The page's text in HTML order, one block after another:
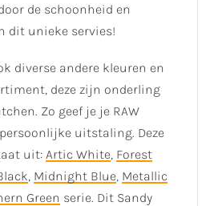
de schoonheid en
dit unieke servies!
diverse andere kleuren en
deze zijn onderling
Zo geef je je RAW
uitstaling. Deze
uit: Artic White, Forest
, Midnight Blue, Metallic
Green serie. Dit Sandy